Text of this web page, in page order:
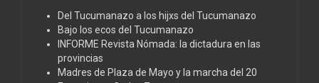
Del Tucumanazo a los hijxs del Tucumanazo
Bajo los ecos del Tucumanazo
INFORME Revista Nómada: la dictadura en las
provincias
Madres de Plaza de Mayo y la marcha del 20